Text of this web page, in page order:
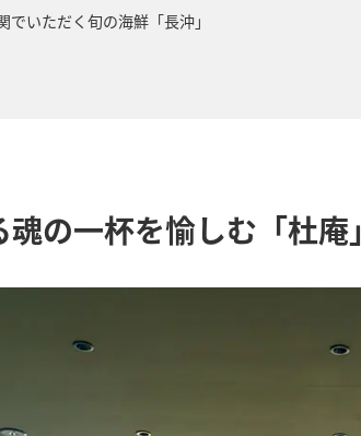
でいただく旬の海鮮「長沖」
の一杯を愉しむ「杜庵」